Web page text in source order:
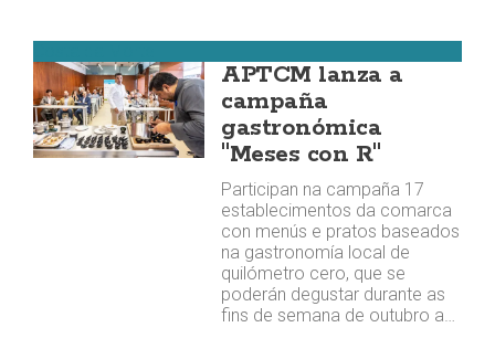
APTCM lanza a
campaña
gastronómica
"Meses con R"
Participan na campaña 17
establecimentos da comarca
con menús e pratos baseados
na gastronomía local de
quilómetro cero, que se
poderán degustar durante as
fins de semana de outubro a…